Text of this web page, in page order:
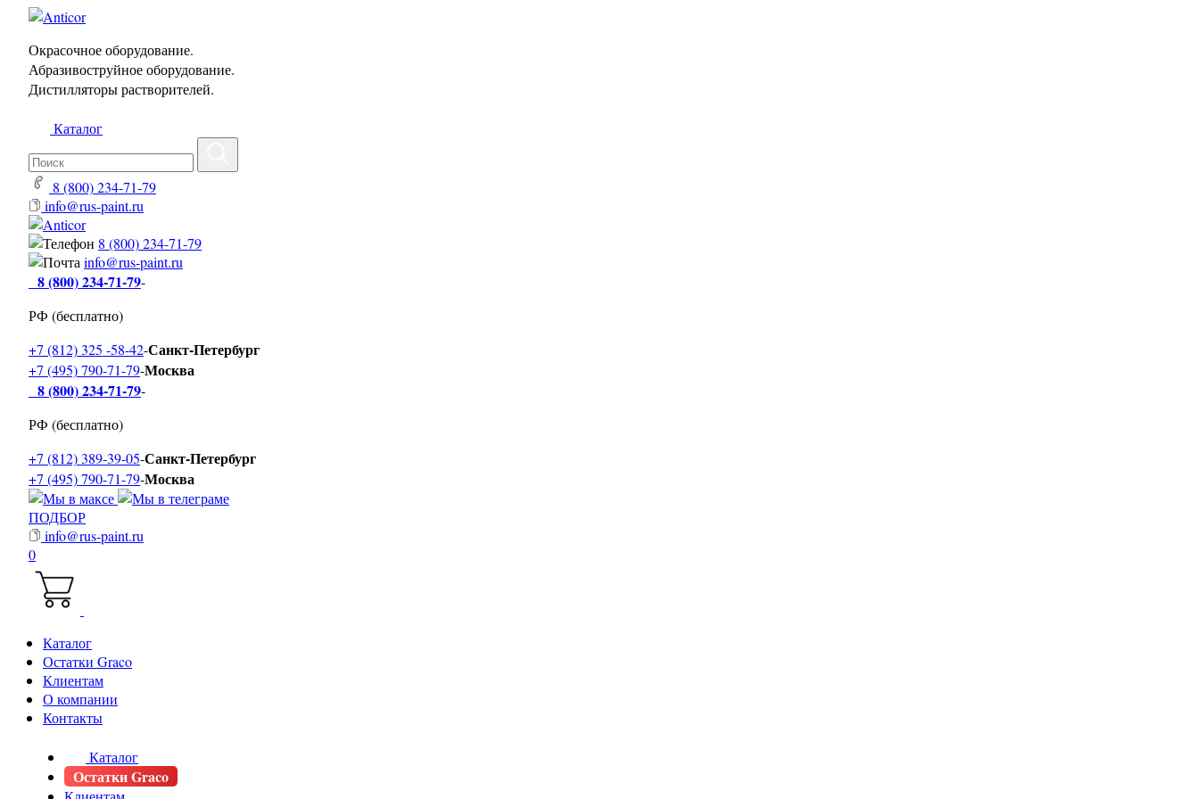
Окрасочное оборудование.
Абразивоструйное оборудование.
Дистилляторы растворителей.
Каталог
8 (800) 234-71-79
info@rus-paint.ru
8 (800) 234-71-79
info@rus-paint.ru
8 (800) 234-71-79-
РФ (бесплатно)
+7 (812) 325 -58-42-Санкт-Петербург
+7 (495) 790-71-79-Москва
8 (800) 234-71-79-
РФ (бесплатно)
+7 (812) 389-39-05-Санкт-Петербург
+7 (495) 790-71-79-Москва
ПОДБОР
info@rus-paint.ru
0
Каталог
Остатки Graco
Клиентам
О компании
Контакты
Каталог
Остатки Graco